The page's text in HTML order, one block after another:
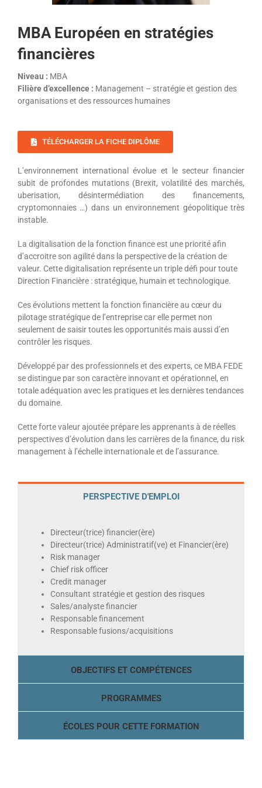
MBA Européen en stratégies
financières
Niveau : MBA
Filière d’excellence : Management – stratégie et gestion des
organisations et des ressources humaines
TÉLÉCHARGER LA FICHE DIPLÔME
L’environnement international évolue et le secteur financier
subit de profondes mutations (Brexit, volatilité des marchés,
uberisation, désintermédiation des financements,
cryptomonnaies …) dans un environnement géopolitique très
instable.
La digitalisation de la fonction finance est une priorité afin
d’accroitre son agilité dans la perspective de la création de
valeur. Cette digitalisation représente un triple défi pour toute
Direction Financière : stratégique, humain et technologique.
Ces évolutions mettent la fonction financière au cœur du
pilotage stratégique de l’entreprise car elle permet non
seulement de saisir toutes les opportunités mais aussi d’en
contrôler les risques.
Développé par des professionnels et des experts, ce MBA FEDE
se distingue par son caractère innovant et opérationnel, en
totale adéquation avec les pratiques et les dernières tendances
du domaine.
Cette forte valeur ajoutée prépare les apprenants à de réelles
perspectives d’évolution dans les carrières de la finance, du risk
management à l’échelle internationale et de l’assurance.
PERSPECTIVE D'EMPLOI
Directeur(trice) financier(ère)
Directeur(trice) Administratif(ve) et Financier(ère)
Risk manager
Chief risk officer
Credit manager
Consultant stratégie et gestion des risques
Sales/analyste financier
Responsable financement
Responsable fusions/acquisitions
OBJECTIFS ET COMPÉTENCES
PROGRAMMES
ÉCOLES POUR CETTE FORMATION